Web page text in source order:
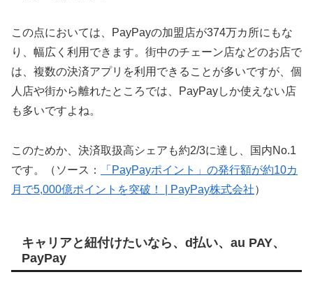
この点においては、PayPayの加盟店が374万カ所にもな
り、幅広く利用できます。街中のチェーン店などのお店で
は、複数の決済アプリを利用できることが多いですが、個
人店や街から離れたところでは、PayPayしか使えない店
も多いですよね。
このためか、決済取扱高シェアも約2/3に達し、国内No.1
です。（ソース：
「PayPayポイント」の発行額が約10カ
月で5,000億ポイントを突破！ | PayPay株式会社）
キャリアと紐付けたいなら、d払い、au PAY、
PayPay